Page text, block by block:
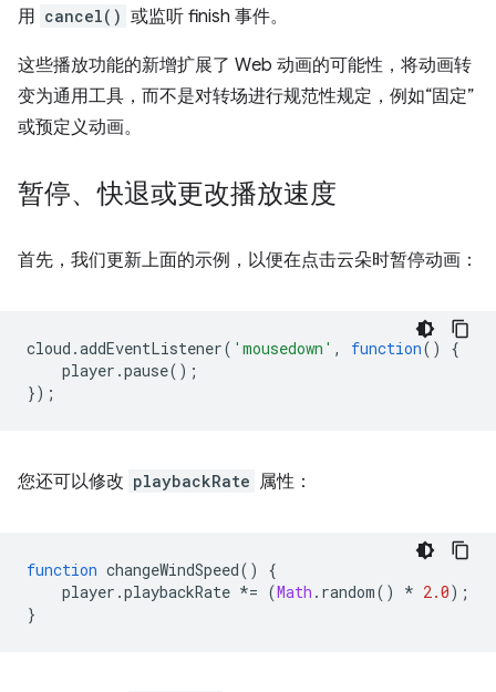
用 cancel() 或监听 finish 事件。
这些播放功能的新增扩展了 Web 动画的可能性，将动画转
变为通用工具，而不是对转场进行规范性规定，例如“固定”
或预定义动画。
暂停、快退或更改播放速度
首先，我们更新上面的示例，以便在点击云朵时暂停动画：
cloud .addEventListener( 'mousedown' , function()
{
player .pause();
});
您还可以修改 playbackRate 属性：
function changeWindSpeed()
{
player .playbackRate *= (Math . random() * 2.0);
}